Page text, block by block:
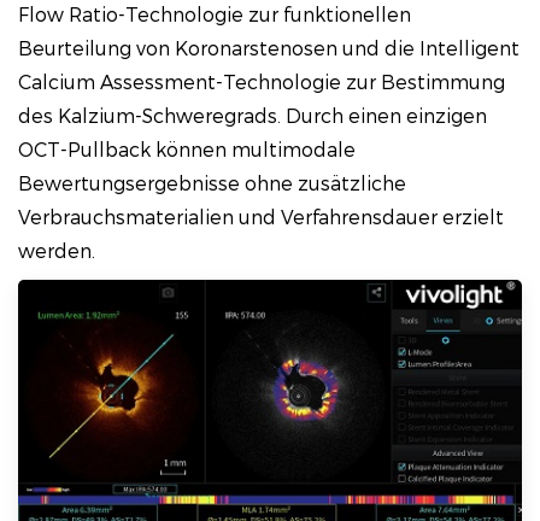
Flow Ratio-Technologie zur funktionellen
Beurteilung von Koronarstenosen und die Intelligent
Calcium Assessment-Technologie zur Bestimmung
des Kalzium-Schweregrads. Durch einen einzigen
OCT-Pullback können multimodale
Bewertungsergebnisse ohne zusätzliche
Verbrauchsmaterialien und Verfahrensdauer erzielt
werden.